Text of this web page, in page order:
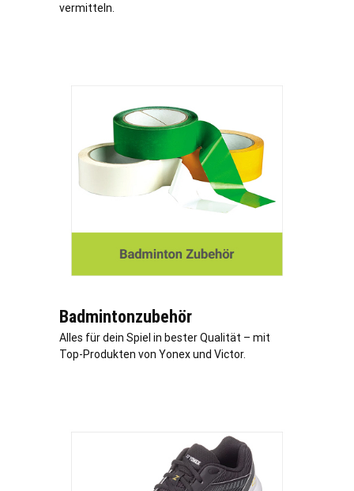
vermitteln.
Badmintonzubehör
Alles für dein Spiel in bester Qualität – mit
Top-Produkten von Yonex und Victor.